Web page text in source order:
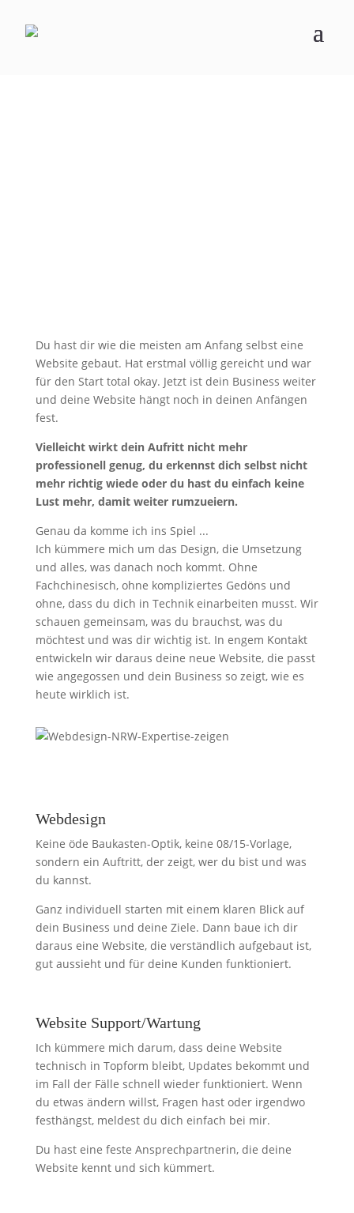
Du hast dir wie die meisten am Anfang selbst eine
Website gebaut. Hat erstmal völlig gereicht und war
für den Start total okay. Jetzt ist dein Business weiter
und deine Website hängt noch in deinen Anfängen
fest.
Vielleicht wirkt dein Aufritt nicht mehr
professionell genug, du erkennst dich selbst nicht
mehr richtig wiede oder du hast du einfach keine
Lust mehr, damit weiter rumzueiern.
Genau da komme ich ins Spiel ...
Ich kümmere mich um das Design, die Umsetzung
und alles, was danach noch kommt. Ohne
Fachchinesisch, ohne kompliziertes Gedöns und
ohne, dass du dich in Technik einarbeiten musst. Wir
schauen gemeinsam, was du brauchst, was du
möchtest und was dir wichtig ist. In engem Kontakt
entwickeln wir daraus deine neue Website, die passt
wie angegossen und dein Business so zeigt, wie es
heute wirklich ist.
Webdesign
Keine öde Baukasten-Optik, keine 08/15-Vorlage,
sondern ein Auftritt, der zeigt, wer du bist und was
du kannst.
Ganz individuell starten mit einem klaren Blick auf
dein Business und deine Ziele. Dann baue ich dir
daraus eine Website, die verständlich aufgebaut ist,
gut aussieht und für deine Kunden funktioniert.
Website Support/Wartung
Ich kümmere mich darum, dass deine Website
technisch in Topform bleibt, Updates bekommt und
im Fall der Fälle schnell wieder funktioniert. Wenn
du etwas ändern willst, Fragen hast oder irgendwo
festhängst, meldest du dich einfach bei mir.
Du hast eine feste Ansprechpartnerin, die deine
Website kennt und sich kümmert.